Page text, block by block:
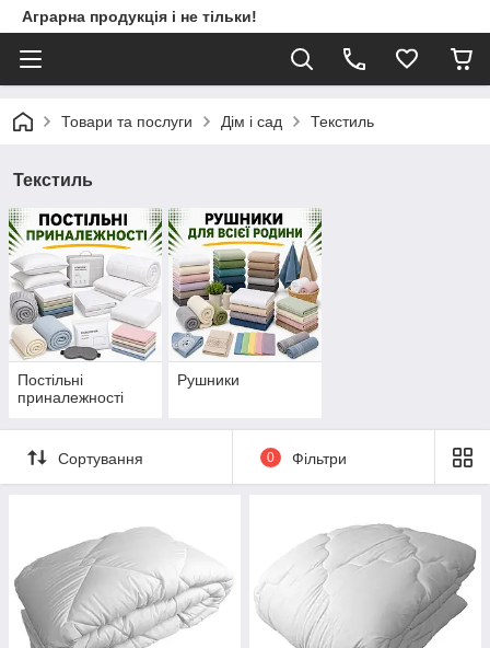
Аграрна продукція і не тільки!
Товари та послуги Дім і сад Текстиль
Текстиль
Постільні
приналежності
Рушники
Сортування 0 Фільтри